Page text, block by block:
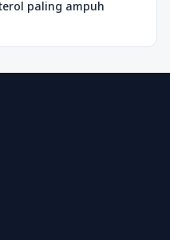
paling ampuh